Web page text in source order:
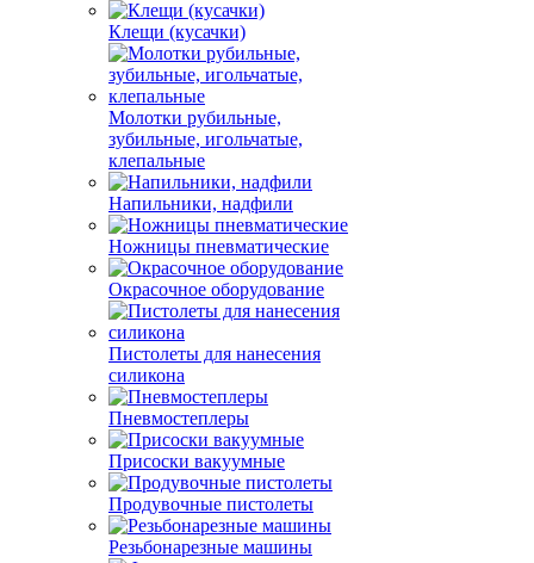
Клещи (кусачки)
Молотки рубильные,
зубильные, игольчатые,
клепальные
Напильники, надфили
Ножницы пневматические
Окрасочное оборудование
Пистолеты для нанесения
силикона
Пневмостеплеры
Присоски вакуумные
Продувочные пистолеты
Резьбонарезные машины